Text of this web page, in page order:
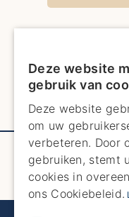
*De foto\\'s,
indruk van het
zijn en mogen
andere
Deze website
gebruik van
Deze website
om uw
verbeteren. Door
gebruiken, stemt
cookies in
ons Cookiebeleid.